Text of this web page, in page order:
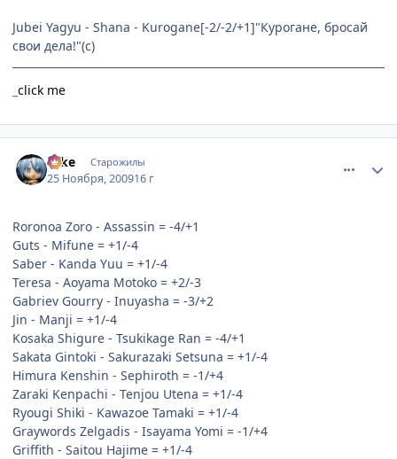
Jubei Yagyu - Shana - Kurogane[-2/-2/+1]"Курогане, бросай
свои дела!"(с)
click me
Take Старожилы
25 Ноября, 200916 г
Roronoa Zoro - Assassin = -4/+1
Guts - Mifune = +1/-4
Saber - Kanda Yuu = +1/-4
Teresa - Aoyama Motoko = +2/-3
Gabriev Gourry - Inuyasha = -3/+2
Jin - Manji = +1/-4
Kosaka Shigure - Tsukikage Ran = -4/+1
Sakata Gintoki - Sakurazaki Setsuna = +1/-4
Himura Kenshin - Sephiroth = -1/+4
Zaraki Kenpachi - Tenjou Utena = +1/-4
Ryougi Shiki - Kawazoe Tamaki = +1/-4
Graywords Zelgadis - Isayama Yomi = -1/+4
Griffith - Saitou Hajime = +1/-4